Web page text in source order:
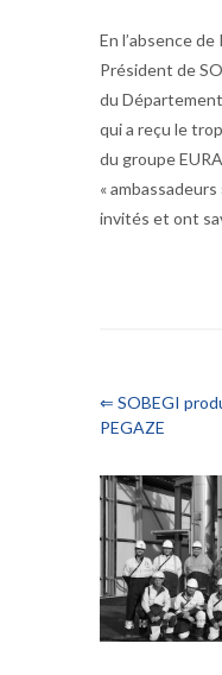
En l’absence
Président de
du
qui a reçu le
du groupe
«
invités et ont
⇐ SOBEGI
PEGAZE